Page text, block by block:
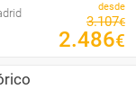
desde
3.107€
2.486€